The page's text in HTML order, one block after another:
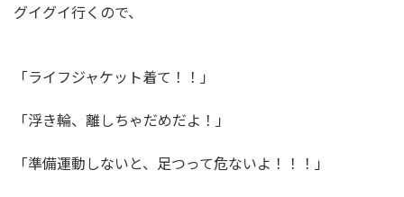
グイグイ行くので、
「ライフジャケット着て！！」
「浮き輪、離しちゃだめだよ！」
「準備運動しないと、足つって危ないよ！！！」